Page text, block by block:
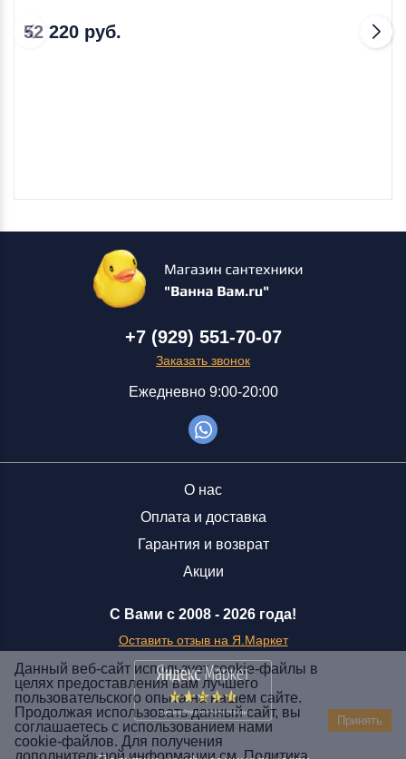
52 220 руб.
+7 (929) 551-70-07
Заказать звонок
Ежедневно 9:00-20:00
С Вами с 2008 - 2026 года!
Оставить отзыв на Я.Маркет
О нас
Оплата и доставка
Гарантия и возврат
Акции
Заказать звонок
+7 (929) 551-70-07
Ежедневно 9:00-20:00
Данный веб-сайт использует cookie-файлы в
целях предоставления вам лучшего
пользовательского опыта на нашем сайте.
Продолжая использовать данный сайт, вы
соглашаетесь с использованием нами
cookie-файлов. Для получения
дополнительной информации см.Политика
Принять